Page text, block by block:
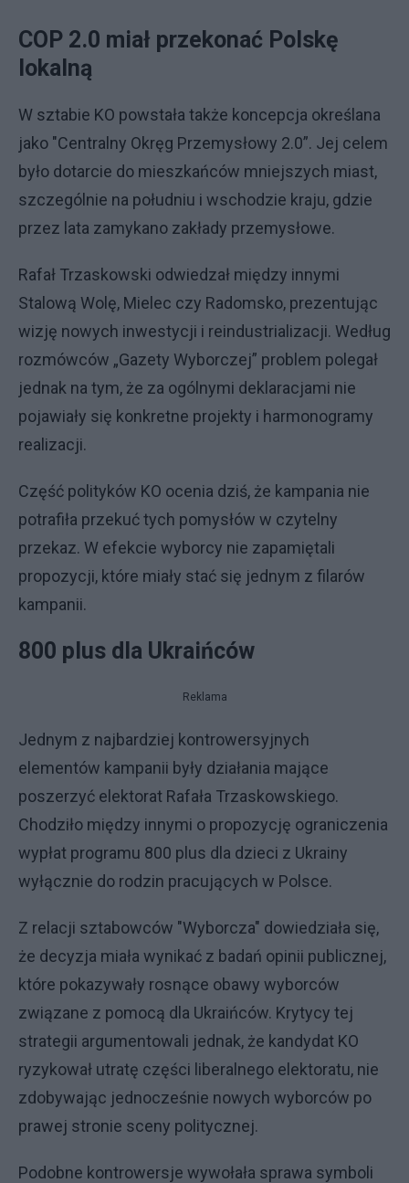
COP 2.0 miał przekonać Polskę
lokalną
W sztabie KO powstała także koncepcja określana
jako "Centralny Okręg Przemysłowy 2.0”. Jej celem
było dotarcie do mieszkańców mniejszych miast,
szczególnie na południu i wschodzie kraju, gdzie
przez lata zamykano zakłady przemysłowe.
Rafał Trzaskowski odwiedzał między innymi
Stalową Wolę, Mielec czy Radomsko, prezentując
wizję nowych inwestycji i reindustrializacji. Według
rozmówców „Gazety Wyborczej” problem polegał
jednak na tym, że za ogólnymi deklaracjami nie
pojawiały się konkretne projekty i harmonogramy
realizacji.
Część polityków KO ocenia dziś, że kampania nie
potrafiła przekuć tych pomysłów w czytelny
przekaz. W efekcie wyborcy nie zapamiętali
propozycji, które miały stać się jednym z filarów
kampanii.
800 plus dla Ukraińców
Reklama
Jednym z najbardziej kontrowersyjnych
elementów kampanii były działania mające
poszerzyć elektorat Rafała Trzaskowskiego.
Chodziło między innymi o propozycję ograniczenia
wypłat programu 800 plus dla dzieci z Ukrainy
wyłącznie do rodzin pracujących w Polsce.
Z relacji sztabowców "Wyborcza" dowiedziała się,
że decyzja miała wynikać z badań opinii publicznej,
które pokazywały rosnące obawy wyborców
związane z pomocą dla Ukraińców. Krytycy tej
strategii argumentowali jednak, że kandydat KO
ryzykował utratę części liberalnego elektoratu, nie
zdobywając jednocześnie nowych wyborców po
prawej stronie sceny politycznej.
Podobne kontrowersje wywołała sprawa symboli